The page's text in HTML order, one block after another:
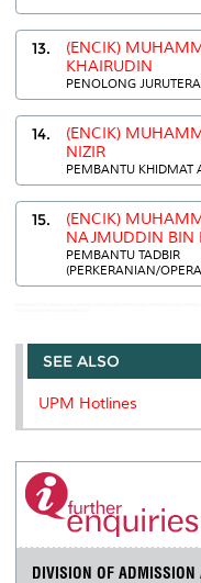
13.
(ENCIK)
KHAIRUDIN
PENOLONG JURUTERA
14.
(ENCIK)
NIZIR
PEMBANTU KHIDMAT
15.
(ENCIK)
NAJMUDDIN BIN
PEMBANTU TADBIR
(PERKERANIAN/
SEE ALSO
UPM Hotlines
DIVISION OF